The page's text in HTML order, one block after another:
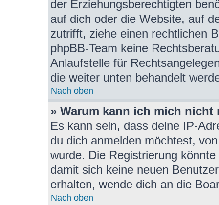
der Erziehungsberechtigten
auf dich oder die Website, auf
zutrifft, ziehe einen rechtlichen
phpBB-Team keine
Anlaufstelle für
die weiter unten behandelt
Nach oben
» Warum kann ich mich nicht
Es kann sein, dass deine IP-
du dich anmelden möchtest,
wurde. Die Registrierung
damit sich keine neuen
erhalten, wende dich an die
Nach oben